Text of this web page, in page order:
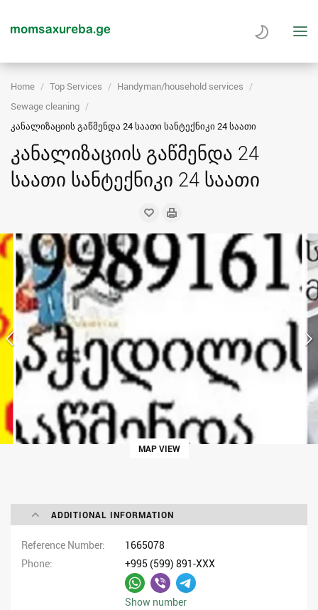
Home Top Services
Handyman/household services
Sewage cleaning
კანალიზაციის გაწმენდა 24 საათი სანტექნიკი 24 საათი
კანალიზაციის გაწმენდა 24
საათი სანტექნიკი 24 საათი
MAP VIEW
ADDITIONAL INFORMATION
Reference Number
1665078
Phone
+995 (599) 891-XXX
Show number